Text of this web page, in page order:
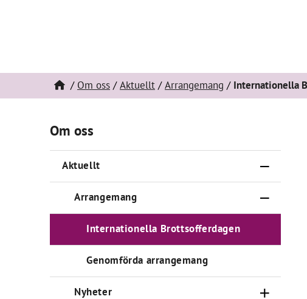
Om oss Aktuellt Arrangemang Internationella
Om oss
Aktuellt
Arrangemang
Internationella Brottsofferdagen
Genomförda arrangemang
Nyheter